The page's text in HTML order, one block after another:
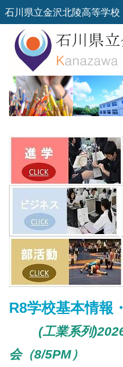
石川県立金沢北陵高等学校
R8学校基本情報
(工業系列)
会（8/5PM）